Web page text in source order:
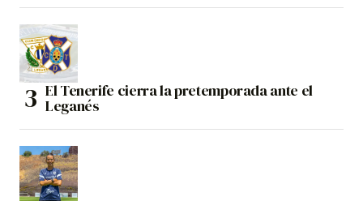
El Tenerife cierra la pretemporada ante el
Leganés